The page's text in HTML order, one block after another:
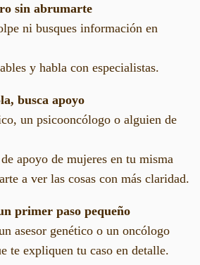
sin abrumarte
ni busques información en
y habla con especialistas.
busca apoyo
un psicooncólogo o alguien de
apoyo de mujeres en tu misma
a ver las cosas con más claridad.
primer paso pequeño
asesor genético o un oncólogo
te expliquen tu caso en detalle.